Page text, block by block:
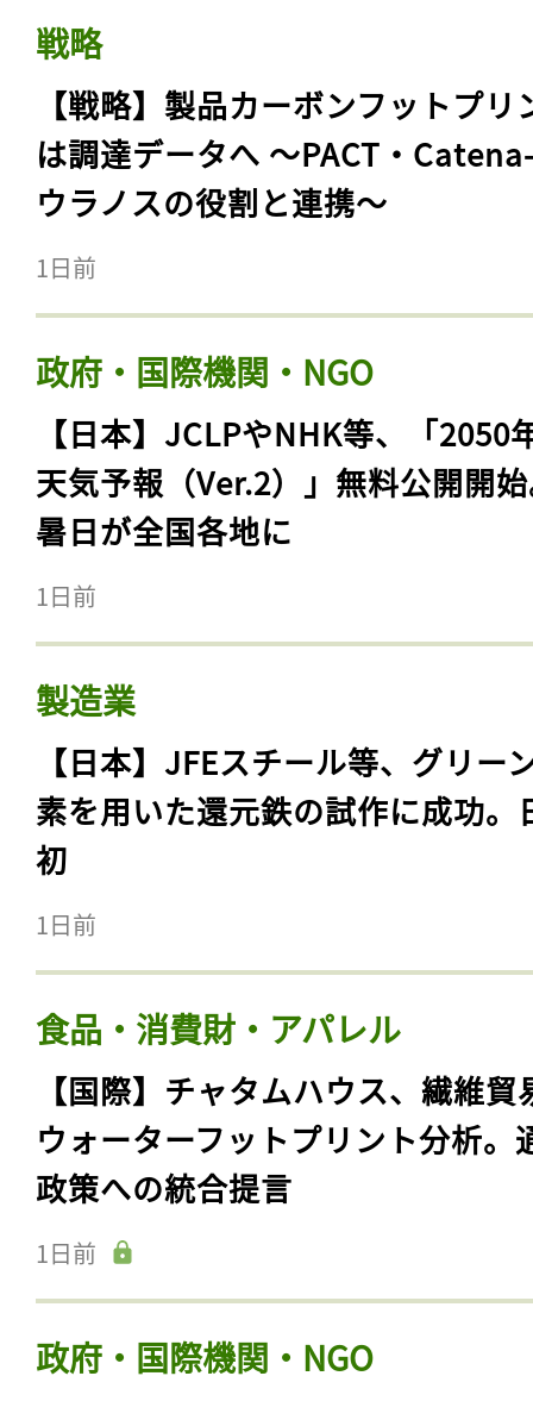
戦略
【戦略】製品カーボンフットプリ
は調達データへ 〜PACT・
ウラノスの役割と連携〜
1日前
政府・国際機関・NGO
【日本】JCLPやNHK等、「2050
天気予報（Ver.2）」無料公開開
暑日が全国各地に
1日前
製造業
【日本】JFEスチール等、グリー
素を用いた還元鉄の試作に成功。
初
1日前
食品・消費財・アパレル
【国際】チャタムハウス、繊維貿
ウォーターフットプリント分析。
政策への統合提言
1日前
政府・国際機関・NGO